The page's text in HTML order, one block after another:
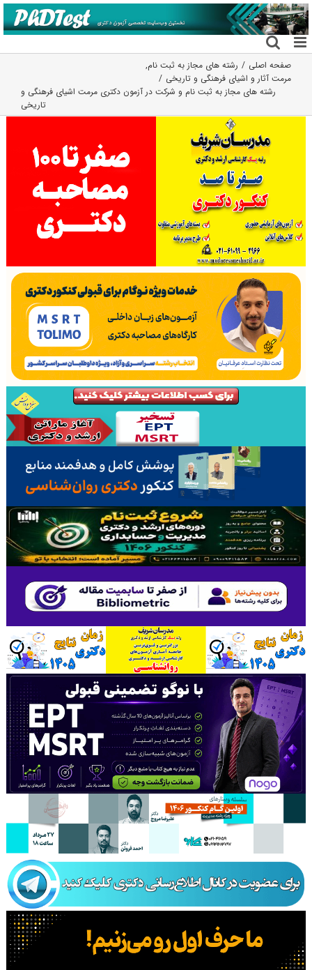
رفتن
به
محتوا
صفحه اصلی رشته های مجاز به ثبت نام,
مرمت آثار و اشیای فرهنگی و تاریخی
رشته های مجاز به ثبت نام و شرکت در آزمون دکتری مرمت اشیای فرهنگی و
تاریخی